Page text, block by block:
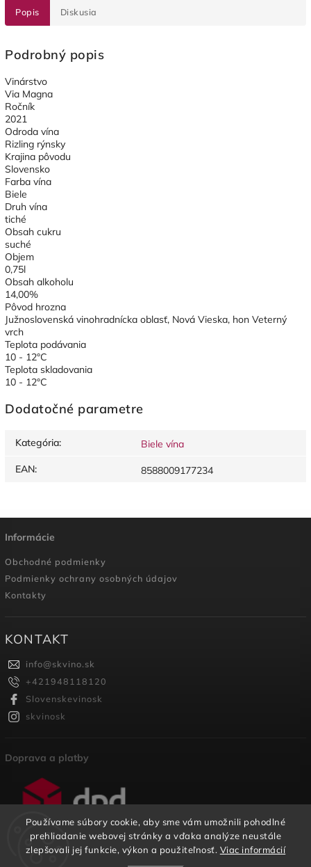
Používame súbory cookie, aby sme vám umožnili pohodlné
prehliadanie webovej stránky a vďaka analýze neustále
zlepšovali jej funkcie, výkon a použiteľnosť. Viac informácií
Popis Diskusia
Podrobný popis
Vinárstvo
Via Magna
Ročník
2021
Odroda vína
Rizling rýnsky
Krajina pôvodu
Slovensko
Farba vína
Biele
Druh vína
tiché
Obsah cukru
suché
Objem
0,75l
Obsah alkoholu
14,00%
Pôvod hrozna
Južnoslovenská vinohradnícka oblasť, Nová Vieska, hon Veterný
vrch
Teplota podávania
10 - 12°C
Teplota skladovania
10 - 12°C
Dodatočné parametre
Kategória:
Biele vína
EAN: 8588009177234
Informácie
Obchodné podmienky
Podmienky ochrany osobných údajov
Kontakty
KONTAKT
info@skvino.sk
+421948118120
Slovenskevinosk
skvinosk
Doprava a platby
SKVINO. Všetky práva vyhradené.